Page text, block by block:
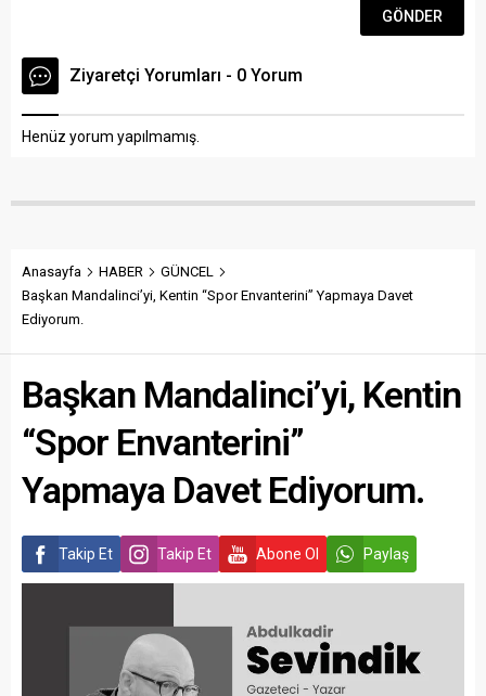
Ziyaretçi Yorumları - 0 Yorum
Henüz yorum yapılmamış.
Anasayfa HABER
GÜNCEL
Başkan Mandalinci’yi, Kentin “Spor Envanterini” Yapmaya Davet
Ediyorum.
Başkan Mandalinci’yi, Kentin
“Spor Envanterini”
Yapmaya Davet Ediyorum.
Takip Et Takip Et Abone Ol Paylaş